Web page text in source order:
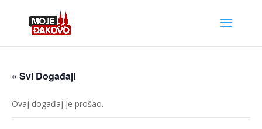
« Svi Događaji
Ovaj događaj je prošao.